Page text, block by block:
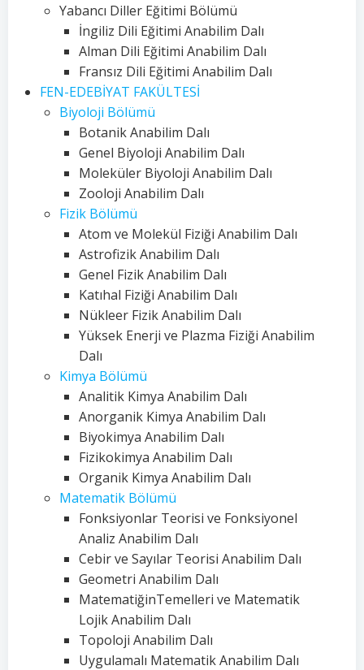
Yabancı Diller Eğitimi Bölümü
İngiliz Dili Eğitimi Anabilim Dalı
Alman Dili Eğitimi Anabilim Dalı
Fransız Dili Eğitimi Anabilim Dalı
FEN-EDEBİYAT FAKÜLTESİ
Biyoloji Bölümü
Botanik Anabilim Dalı
Genel Biyoloji Anabilim Dalı
Moleküler Biyoloji Anabilim Dalı
Zooloji Anabilim Dalı
Fizik Bölümü
Atom ve Molekül Fiziği Anabilim Dalı
Astrofizik Anabilim Dalı
Genel Fizik Anabilim Dalı
Katıhal Fiziği Anabilim Dalı
Nükleer Fizik Anabilim Dalı
Yüksek Enerji ve Plazma Fiziği Anabilim
Dalı
Kimya Bölümü
Analitik Kimya Anabilim Dalı
Anorganik Kimya Anabilim Dalı
Biyokimya Anabilim Dalı
Fizikokimya Anabilim Dalı
Organik Kimya Anabilim Dalı
Matematik Bölümü
Fonksiyonlar Teorisi ve Fonksiyonel
Analiz Anabilim Dalı
Cebir ve Sayılar Teorisi Anabilim Dalı
Geometri Anabilim Dalı
MatematiğinTemelleri ve Matematik
Lojik Anabilim Dalı
Topoloji Anabilim Dalı
Uygulamalı Matematik Anabilim Dalı